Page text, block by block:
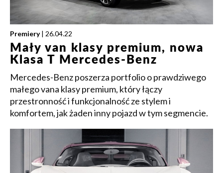
Premiery | 26.04.22
Mały van klasy premium, nowa
Klasa T Mercedes-Benz
Mercedes-Benz poszerza portfolio o prawdziwego
małego vana klasy premium, który łączy
przestronność i funkcjonalność ze stylem i
komfortem, jak żaden inny pojazd w tym segmencie.